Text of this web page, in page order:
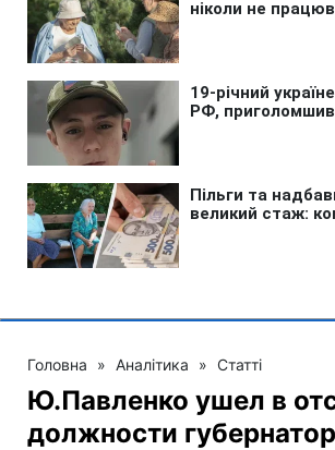
Головна » Аналітика » Статті
Ю.Павленко ушел в
должности